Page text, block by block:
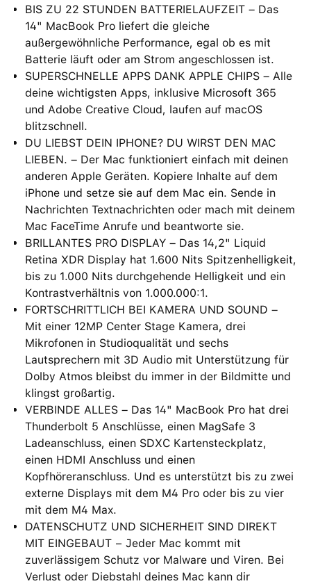
BIS ZU 22 STUNDEN BATTERIELAUFZEIT – Das
14" MacBook Pro liefert die gleiche
außergewöhnliche Performance, egal ob es mit
Batterie läuft oder am Strom angeschlossen ist.
SUPERSCHNELLE APPS DANK APPLE CHIPS – Alle
deine wichtigsten Apps, inklusive Microsoft 365
und Adobe Creative Cloud, laufen auf macOS
blitzschnell.
DU LIEBST DEIN IPHONE? DU WIRST DEN MAC
LIEBEN. – Der Mac funktioniert einfach mit deinen
anderen Apple Geräten. Kopiere Inhalte auf dem
iPhone und setze sie auf dem Mac ein. Sende in
Nachrichten Textnachrichten oder mach mit deinem
Mac FaceTime Anrufe und beantworte sie.
BRILLANTES PRO DISPLAY – Das 14,2" Liquid
Retina XDR Display hat 1.600 Nits Spitzenhelligkeit,
bis zu 1.000 Nits durchgehende Helligkeit und ein
Kontrastverhältnis von 1.000.000:1.
FORTSCHRITTLICH BEI KAMERA UND SOUND –
Mit einer 12MP Center Stage Kamera, drei
Mikrofonen in Studioqualität und sechs
Lautsprechern mit 3D Audio mit Unterstützung für
Dolby Atmos bleibst du immer in der Bildmitte und
klingst großartig.
VERBINDE ALLES – Das 14" MacBook Pro hat drei
Thunderbolt 5 Anschlüsse, einen MagSafe 3
Ladeanschluss, einen SDXC Kartensteckplatz,
einen HDMI Anschluss und einen
Kopfhöreranschluss. Und es unterstützt bis zu zwei
externe Displays mit dem M4 Pro oder bis zu vier
mit dem M4 Max.
DATENSCHUTZ UND SICHERHEIT SIND DIREKT
MIT EINGEBAUT − Jeder Mac kommt mit
zuverlässigem Schutz vor Malware und Viren. Bei
Verlust oder Diebstahl deines Mac kann dir